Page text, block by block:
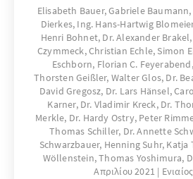
neuen Regierung der USA
Auslandsmitarbeiterinnen
Auslandsmitarbeiter der
AdenauerStiftung haben sich
Ländern in Europa,
Asien, Lateinamerika und im
wichtigen Trends genauer
Elisabeth Bauer, Gabriele
Dierkes, Ing. Hans-Hartwig
Henri Bohnet, Dr. Alexander
Czymmeck, Christian Echle, Simon
Eschborn, Florian C.
Thorsten Geißler, Walter Glos, Dr.
David Gregosz, Dr. Lars Hänsel,
Karner, Dr. Vladimir Kreck, Dr.
Merkle, Dr. Hardy Ostry, Peter
Thomas Schiller, Dr. Annette
Schwarzbauer, Henning Suhr,
Wöllenstein, Thomas Yoshimura,
Απριλίου 2021